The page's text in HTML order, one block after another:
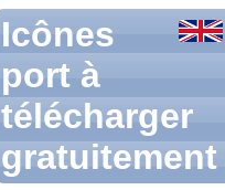
Icônes
port à
télécharger
gratuitement